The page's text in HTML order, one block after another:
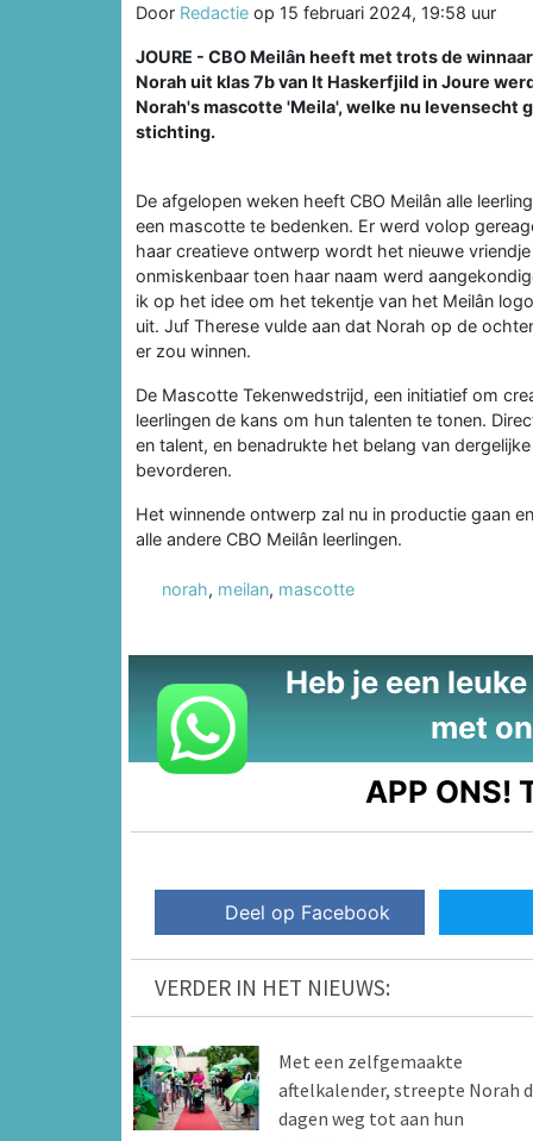
Door Redactie op 15 februari 2024, 19:58 uur
JOURE - CBO Meilân heeft met trots de
Norah uit klas 7b van It Haskerfjild in Joure
Norah's mascotte 'Meila', welke nu levensecht
stichting.
De afgelopen weken heeft CBO Meilân alle
een mascotte te bedenken. Er werd volop
haar creatieve ontwerp wordt het nieuwe
onmiskenbaar toen haar naam werd
ik op het idee om het tekentje van het Meilân
uit. Juf Therese vulde aan dat Norah op de
er zou winnen.
De Mascotte Tekenwedstrijd, een initiatief om
leerlingen de kans om hun talenten te tonen.
en talent, en benadrukte het belang van
bevorderen.
Het winnende ontwerp zal nu in productie gaan
alle andere CBO Meilân leerlingen.
norah, meilan, mascotte
Heb je een
met
APP ONS!
Deel op Facebook
VERDER IN HET NIEUWS:
Met een zelfgemaakte
aftelkalender, streepte Norah
dagen weg tot aan hun